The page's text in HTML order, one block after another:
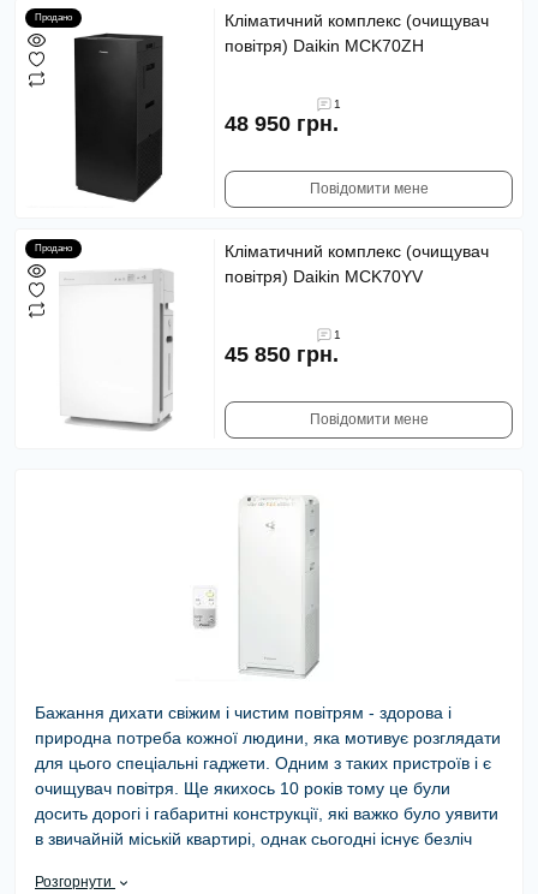
Продано
Кліматичний комплекс (очищувач
повітря) Daikin MCK70ZH
1
48 950 грн.
Повідомити мене
Продано
Кліматичний комплекс (очищувач
повітря) Daikin MCK70YV
1
45 850 грн.
Повідомити мене
Бажання дихати свіжим і чистим повітрям - здорова і
природна потреба кожної людини, яка мотивує розглядати
для цього спеціальні гаджети. Одним з таких пристроїв і є
очищувач повітря. Ще якихось 10 років тому це були
досить дорогі і габаритні конструкції, які важко було уявити
в звичайній міській квартирі, однак сьогодні існує безліч
Розгорнути